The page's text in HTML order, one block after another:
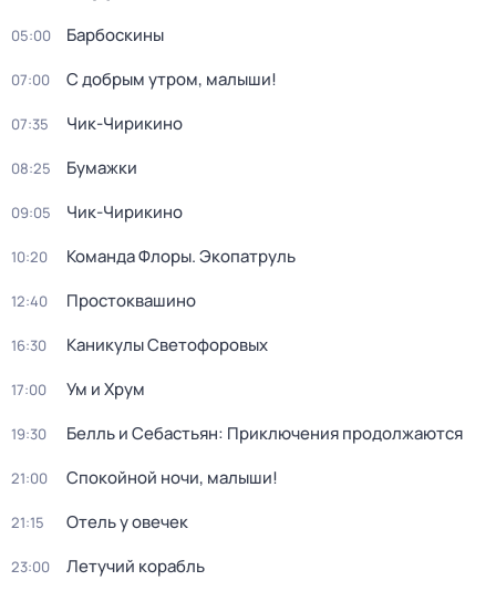
05:00 Барбоскины
07:00 С добрым утром, малыши!
07:35 Чик-Чирикино
08:25 Бумажки
09:05 Чик-Чирикино
10:20 Команда Флоры. Экопатруль
12:40 Простоквашино
16:30 Каникулы Светофоровых
17:00 Ум и Хрум
19:30 Белль и Себастьян: Приключения продолжаются
21:00 Спокойной ночи, малыши!
21:15 Отель у овечек
23:00 Летучий корабль